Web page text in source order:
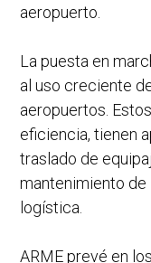
aeropuerto.
La puesta en
al uso creciente
aeropuertos.
eficiencia, tienen
traslado de
mantenimiento de
logística.
ARME prevé en